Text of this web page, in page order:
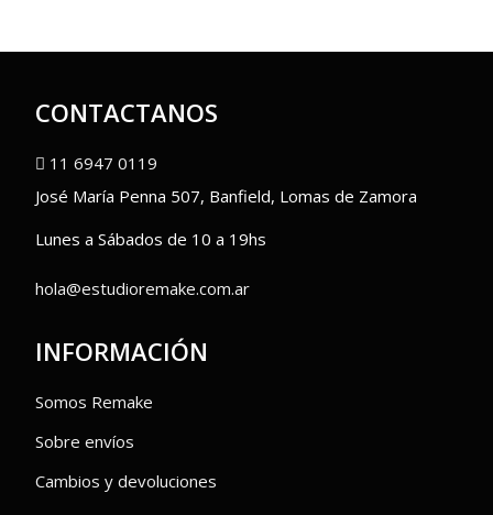
CONTACTANOS
11 6947 0119
José María Penna 507, Banfield, Lomas de Zamora
Lunes a Sábados de 10 a 19hs
hola@estudioremake.com.ar
INFORMACIÓN
Somos Remake
Sobre envíos
Cambios y devoluciones